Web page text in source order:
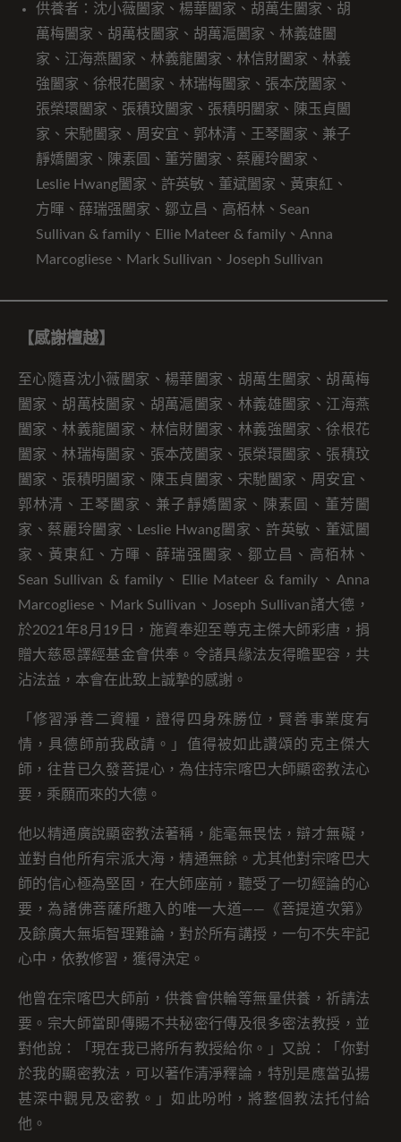
供養者：沈小薇闔家、楊華闔家、胡萬生闔家、胡
萬梅闔家、胡萬枝闔家、胡萬滬闔家、林義雄闔
家、江海燕闔家、林義龍闔家、林信財闔家、林義
強闔家、徐根花闔家、林瑞梅闔家、張本茂闔家、
張榮環闔家、張積玟闔家、張積明闔家、陳玉貞闔
家、宋馳闔家、周安宜、郭林清、王琴闔家、兼子
靜嬌闔家、陳素圓、董芳闔家、蔡麗玲闔家、
Leslie Hwang闔家、許英敏、董斌闔家、黃東紅、
方暉、薛瑞强闔家、鄒立昌、高栢林、Sean
Sullivan & family、Ellie Mateer & family、Anna
Marcogliese、Mark Sullivan、Joseph Sullivan
【感謝檀越】
至心隨喜沈小薇闔家、楊華闔家、胡萬生闔家、胡萬梅
闔家、胡萬枝闔家、胡萬滬闔家、林義雄闔家、江海燕
闔家、林義龍闔家、林信財闔家、林義強闔家、徐根花
闔家、林瑞梅闔家、張本茂闔家、張榮環闔家、張積玟
闔家、張積明闔家、陳玉貞闔家、宋馳闔家、周安宜、
郭林清、王琴闔家、兼子靜嬌闔家、陳素圓、董芳闔
家、蔡麗玲闔家、Leslie Hwang闔家、許英敏、董斌闔
家、黃東紅、方暉、薛瑞强闔家、鄒立昌、高栢林、
Sean Sullivan & family、Ellie Mateer & family、Anna
Marcogliese、Mark Sullivan、Joseph Sullivan諸大德，
於2021年8月19日，施資奉迎至尊克主傑大師彩唐，捐
贈大慈恩譯經基金會供奉。令諸具緣法友得瞻聖容，共
沾法益，本會在此致上誠摯的感謝。
「修習淨善二資糧，證得四身殊勝位，賢善事業度有
情，具德師前我啟請。」值得被如此讚頌的克主傑大
師，往昔已久發菩提心，為住持宗喀巴大師顯密教法心
要，乘願而來的大德。
他以精通廣說顯密教法著稱，能毫無畏怯，辯才無礙，
並對自他所有宗派大海，精通無餘。尤其他對宗喀巴大
師的信心極為堅固，在大師座前，聽受了一切經論的心
要，為諸佛菩薩所趣入的唯一大道——《菩提道次第》
及餘廣大無垢智理難論，對於所有講授，一句不失牢記
心中，依教修習，獲得決定。
他曾在宗喀巴大師前，供養會供輪等無量供養，祈請法
要。宗大師當即傳賜不共秘密行傳及很多密法教授，並
對他說：「現在我已將所有教授給你。」又說：「你對
於我的顯密教法，可以著作清淨釋論，特別是應當弘揚
甚深中觀見及密教。」如此吩咐，將整個教法托付給
他。